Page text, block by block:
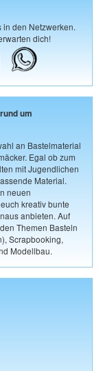
in den Netzwerken.
dich!
um
an Bastelmaterial
Egal ob zum
mit Jugendlichen
Material.
neuen
kreativ bunte
anbieten. Auf
Themen Basteln
Scrapbooking,
Modellbau.